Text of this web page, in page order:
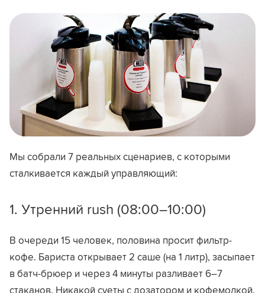
Мы собрали 7 реальных сценариев, с которыми
сталкивается каждый управляющий:
1. Утренний rush (08:00–10:00)
В очереди 15 человек, половина просит фильтр-
кофе. Бариста открывает 2 саше (на 1 литр), засыпает
в батч-брюер и через 4 минуты разливает 6–7
стаканов. Никакой суеты с дозатором и кофемолкой.